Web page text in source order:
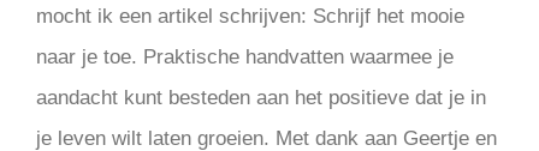
mocht ik een artikel schrijven: Schrijf het mooie
naar je toe. Praktische handvatten waarmee je
aandacht kunt besteden aan het positieve dat je in
je leven wilt laten groeien. Met dank aan Geertje en